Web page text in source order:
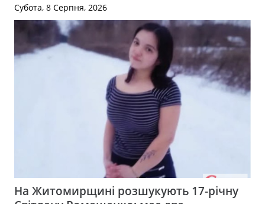
Субота, 8 Серпня, 2026
На Житомирщині розшукують 17-річну